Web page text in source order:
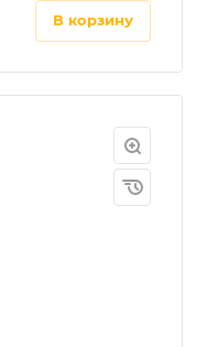
в корзину